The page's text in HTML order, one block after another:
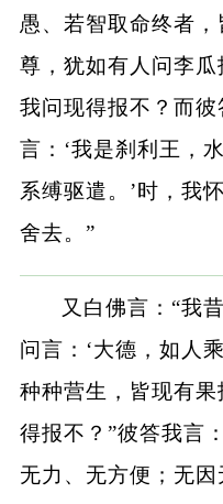
愚、若智取命终者
尊，犹如有人问李瓜
我问现得报不？而
言：‘我是刹利王，
系缚驱遣。’时，我
舍去。”
又白佛言：“我
问言：‘大德，如人
种种营生，皆现有
得报不？”彼答我言
无力、无方便；无